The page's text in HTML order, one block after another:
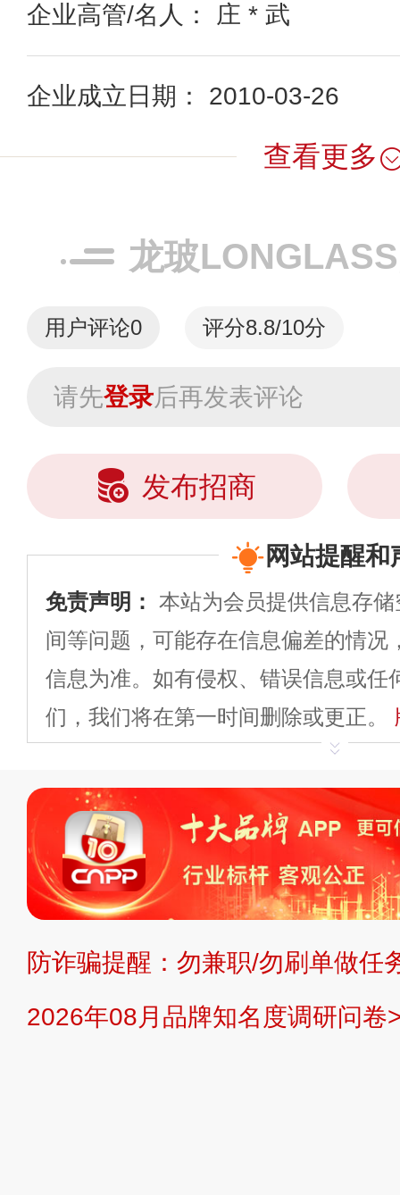
企业高管/名人： 庄 * 武
企业成立日期： 2010-03-26
查看更多
龙玻
用户评论0 评分8.8/10分
请先登录后再发表评论
发布招商
网站提醒和
免责声明： 本站为会员提供信息存
间等问题，可能存在信息偏差的情况
信息为准。如有侵权、错误信息或任
们，我们将在第一时间删除或更正。
平台自有内容（文字
标、LOGO 等）知识产权归本站所
复制、转载、商用。本站不生产产
不代理、不招商、不提供中介服务。
持投资购买的观点或意见，页面信息
提交说明： 快速提交发布>> 提交品
防诈骗提醒：勿兼职/勿刷单做任
2026年08月品牌知名度调研问卷